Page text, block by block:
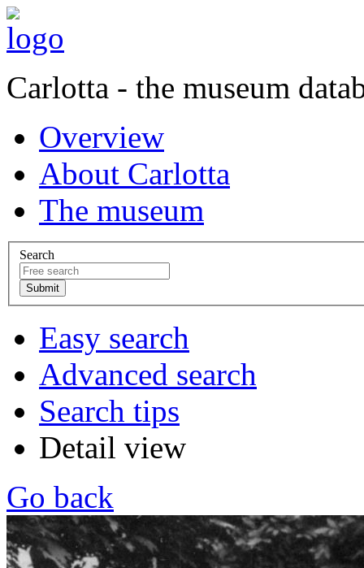
Carlotta - the museum
Overview
About Carlotta
The museum
Search
Easy search
Advanced search
Search tips
Detail view
Go back